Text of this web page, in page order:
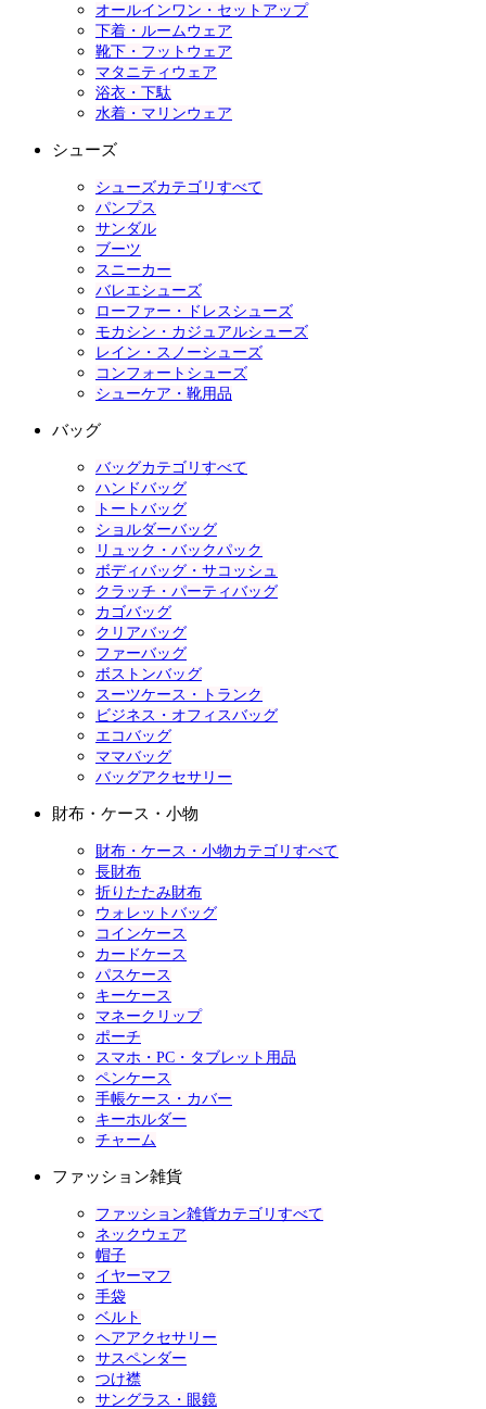
オールインワン・セットアップ
下着・ルームウェア
靴下・フットウェア
マタニティウェア
浴衣・下駄
水着・マリンウェア
シューズ
シューズカテゴリすべて
パンプス
サンダル
ブーツ
スニーカー
バレエシューズ
ローファー・ドレスシューズ
モカシン・カジュアルシューズ
レイン・スノーシューズ
コンフォートシューズ
シューケア・靴用品
バッグ
バッグカテゴリすべて
ハンドバッグ
トートバッグ
ショルダーバッグ
リュック・バックパック
ボディバッグ・サコッシュ
クラッチ・パーティバッグ
カゴバッグ
クリアバッグ
ファーバッグ
ボストンバッグ
スーツケース・トランク
ビジネス・オフィスバッグ
エコバッグ
ママバッグ
バッグアクセサリー
財布・ケース・小物
財布・ケース・小物カテゴリすべて
長財布
折りたたみ財布
ウォレットバッグ
コインケース
カードケース
パスケース
キーケース
マネークリップ
ポーチ
スマホ・PC・タブレット用品
ペンケース
手帳ケース・カバー
キーホルダー
チャーム
ファッション雑貨
ファッション雑貨カテゴリすべて
ネックウェア
帽子
イヤーマフ
手袋
ベルト
ヘアアクセサリー
サスペンダー
つけ襟
サングラス・眼鏡